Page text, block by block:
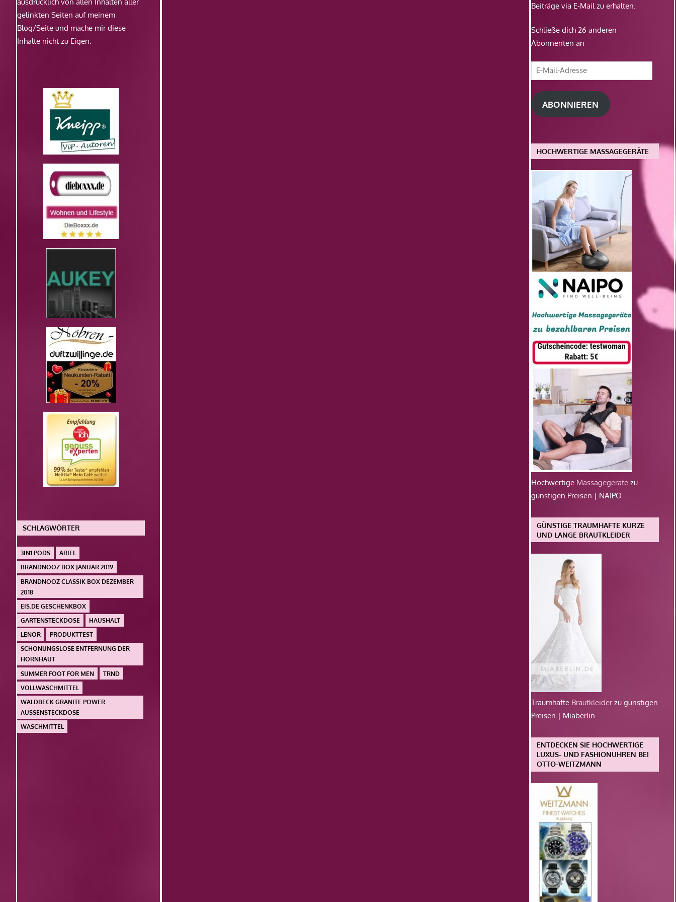
gelinkten Seiten auf meinem
Blog/Seite und mache mir diese
Inhalte nicht zu Eigen.
SCHLAGWÖRTER
3IN1 PODS
ARIEL
BRANDNOOZ BOX JANUAR 2019
BRANDNOOZ CLASSIK BOX DEZEMBER
2018
EIS.DE GESCHENKBOX
GARTENSTECKDOSE
HAUSHALT
LENOR
PRODUKTTEST
SCHONUNGSLOSE ENTFERNUNG DER
HORNHAUT
SUMMER FOOT FOR MEN
TRND
VOLLWASCHMITTEL
WALDBECK GRANITE POWER.
AUSSENSTECKDOSE
WASCHMITTEL
Beiträge via E-Mail zu erhalten.
Schließe dich 26 anderen
Abonnenten an
E-
Mail-
Adresse
ABONNIEREN
HOCHWERTIGE MASSAGEGERÄTE
Hochwertige Massagegeräte zu
günstigen Preisen | NAIPO
GÜNSTIGE TRAUMHAFTE KURZE
UND LANGE BRAUTKLEIDER
Traumhafte Brautkleiderzu günstigen
Preisen | Miaberlin
ENTDECKEN SIE HOCHWERTIGE
LUXUS- UND FASHIONUHREN BEI
OTTO-WEITZMANN